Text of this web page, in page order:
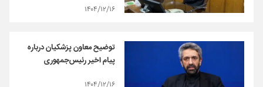
۱۴۰۴/۱۲/۱۶
توضیح معاون پزشکیان درباره
پیام اخیر رئیس‌جمهوری